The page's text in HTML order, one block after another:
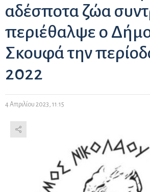
αδέσποτα ζώα
περιέθαλψε ο
Σκουφά την
2022
4 Απριλίου 2023, 11:15